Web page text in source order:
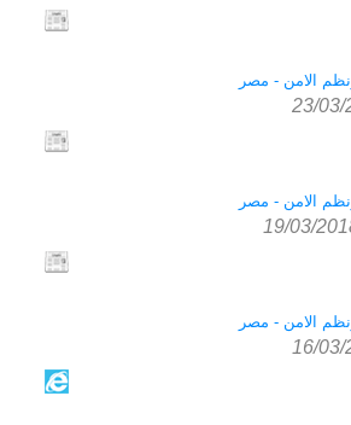
الامن - مصر
23/03/
الامن - مصر
19/03/
الامن - مصر
16/03/